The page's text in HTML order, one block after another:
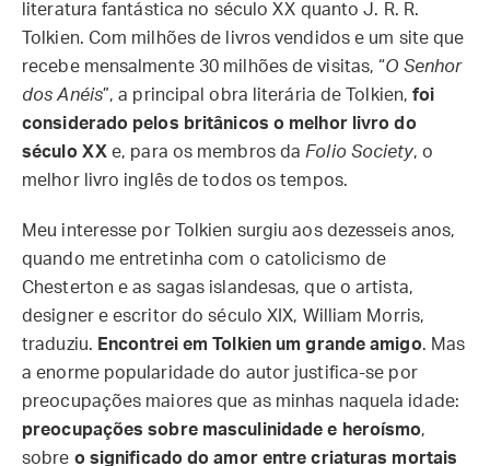
literatura fantástica no século XX quanto J. R. R.
Tolkien. Com milhões de livros vendidos e um site que
recebe mensalmente 30 milhões de visitas, “O Senhor
dos Anéis”, a principal obra literária de Tolkien,foi
considerado pelos britânicos o melhor livro do
século XX e, para os membros da Folio Society, o
melhor livro inglês de todos os tempos.
Meu interesse por Tolkien surgiu aos dezesseis anos,
quando me entretinha com o catolicismo de
Chesterton e as sagas islandesas, que o artista,
designer e escritor do século XIX, William Morris,
traduziu. Encontrei em Tolkien um grande amigo. Mas
a enorme popularidade do autor justifica-se por
preocupações maiores que as minhas naquela idade:
preocupações sobre masculinidade e heroísmo,
sobre o significado do amor entre criaturas mortais